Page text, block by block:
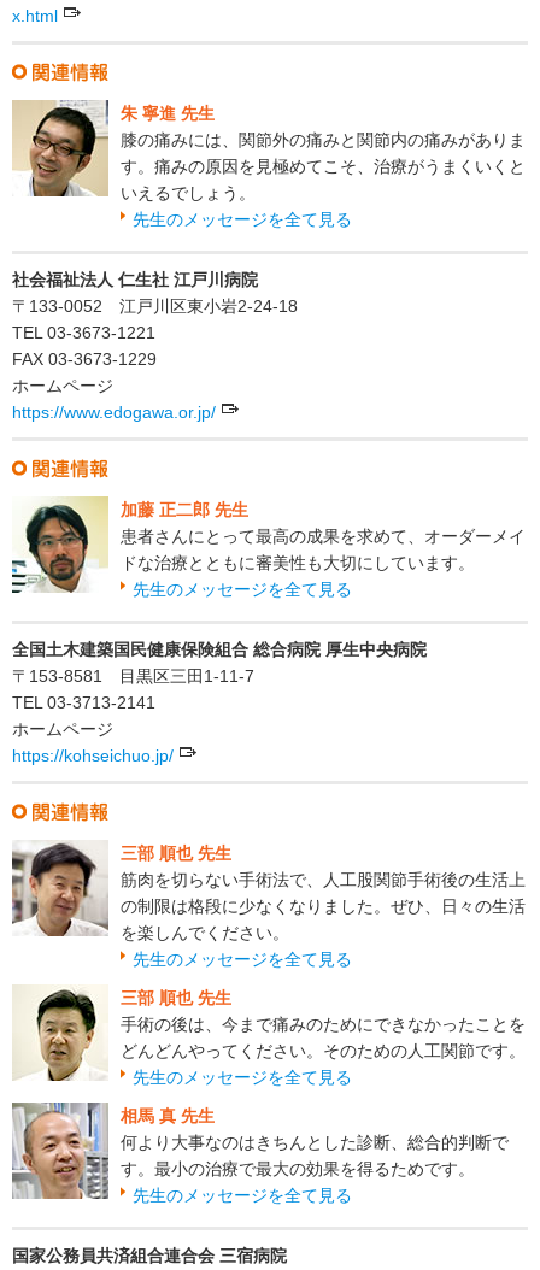
x.html
朱 寧進 先生
膝の痛みには、関節外の痛みと関節内の痛みがありま
す。痛みの原因を見極めてこそ、治療がうまくいくと
いえるでしょう。
先生のメッセージを全て見る
社会福祉法人 仁生社 江戸川病院
〒133-0052 江戸川区東小岩2-24-18
TEL 03-3673-1221
FAX 03-3673-1229
ホームページ
https://www.edogawa.or.jp/
加藤 正二郎 先生
患者さんにとって最高の成果を求めて、オーダーメイ
ドな治療とともに審美性も大切にしています。
先生のメッセージを全て見る
全国土木建築国民健康保険組合 総合病院 厚生中央病院
〒153-8581 目黒区三田1-11-7
TEL 03-3713-2141
ホームページ
https://kohseichuo.jp/
三部 順也 先生
筋肉を切らない手術法で、人工股関節手術後の生活上
の制限は格段に少なくなりました。ぜひ、日々の生活
を楽しんでください。
先生のメッセージを全て見る
三部 順也 先生
手術の後は、今まで痛みのためにできなかったことを
どんどんやってください。そのための人工関節です。
先生のメッセージを全て見る
相馬 真 先生
何より大事なのはきちんとした診断、総合的判断で
す。最小の治療で最大の効果を得るためです。
先生のメッセージを全て見る
国家公務員共済組合連合会 三宿病院